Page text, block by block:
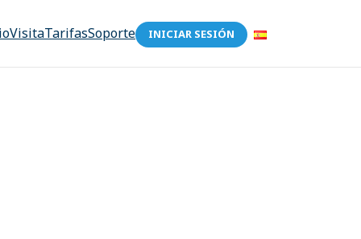
VisitaTarifasSoporte INICIAR SESIÓN